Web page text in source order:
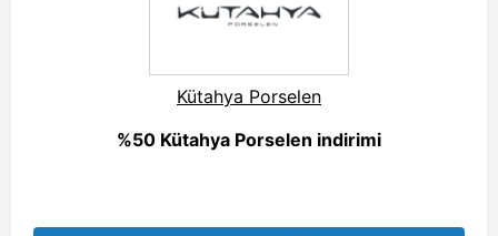
Kütahya Porselen
%50 Kütahya Porselen indirimi